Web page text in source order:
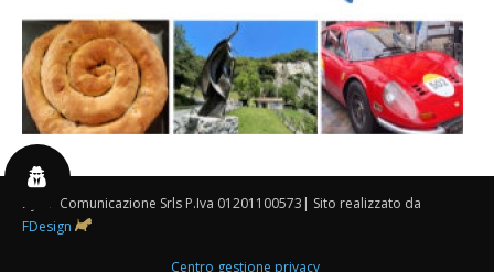
By 3P Comunicazione Srls P.Iva 01201100573| Sito realizzato da
FDesign
Centro gestione privacy